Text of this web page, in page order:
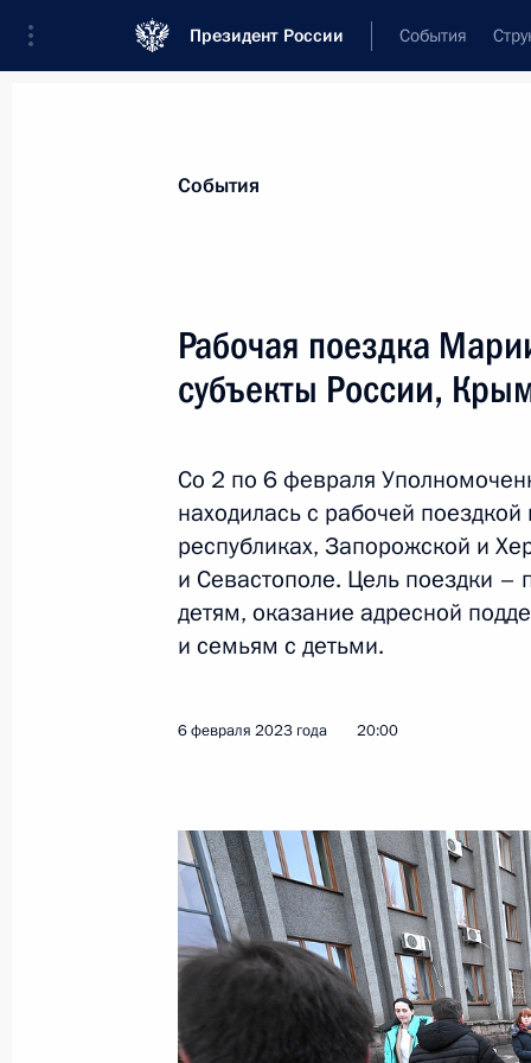
Президент России События
осуществляющим уход за детьми-
с детства I группы
1 декабря 2023 года, 22:00
Мария Львова-Белова посетила
27 октября 2023 года, 12:00
Мария Львова-Белова посетила
15 сентября 2023 года, 19:30
События
Рабочая поездка
субъекты России,
Со 2 по 6 февраля
находилась с рабочей
республиках, Запорожской и
и Севастополе. Цель поездки
детям, оказание адресной
и семьям с детьми.
6 февраля 2023 года 20:00